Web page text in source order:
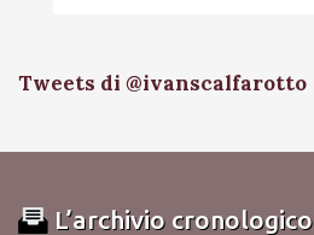
Tweets di @ivanscalfarotto
L’archivio cronologico